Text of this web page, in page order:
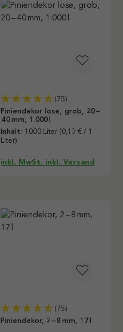
(75)
Piniendekor lose, grob, 20 –
40 mm, 1.000 l
Inhalt: 1000 Liter (0,13 € / 1
Liter)
inkl. MwSt. inkl. Versand
(75)
Piniendekor, 2 – 8 mm, 17 l